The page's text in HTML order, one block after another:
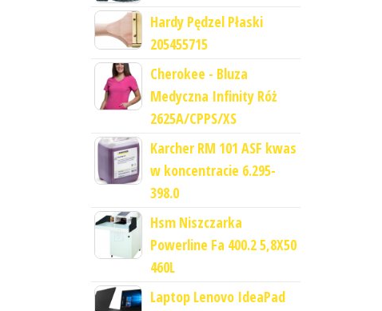
Hardy Pędzel Płaski
205455715
Cherokee - Bluza
Medyczna Infinity Róż
2625A/CPPS/XS
Karcher RM 101 ASF kwas
w koncentracie 6.295-
398.0
Hsm Niszczarka
Powerline Fa 400.2 5,8X50
460L
Laptop Lenovo IdeaPad